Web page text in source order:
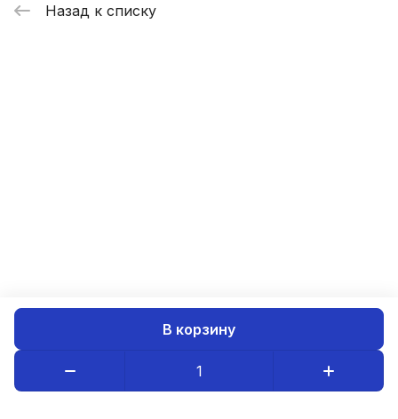
В корзину
Назад к списку